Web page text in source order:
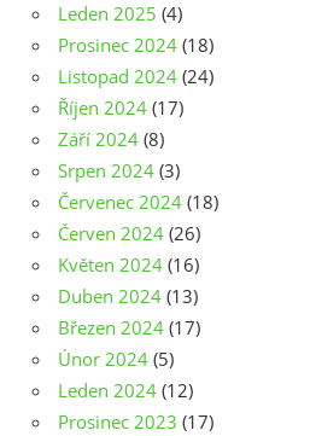
Leden 2025 (4)
Prosinec 2024 (18)
Listopad 2024 (24)
Říjen 2024 (17)
Září 2024 (8)
Srpen 2024 (3)
Červenec 2024 (18)
Červen 2024 (26)
Květen 2024 (16)
Duben 2024 (13)
Březen 2024 (17)
Únor 2024 (5)
Leden 2024 (12)
Prosinec 2023 (17)